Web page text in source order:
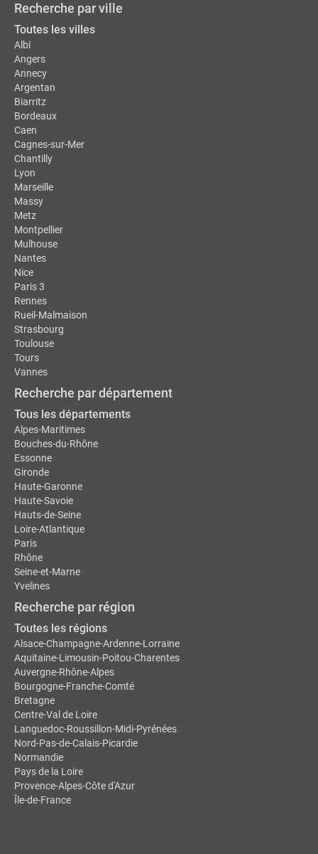
Recherche par ville
Toutes les villes
Albi
Angers
Annecy
Argentan
Biarritz
Bordeaux
Caen
Cagnes-sur-Mer
Chantilly
Lyon
Marseille
Massy
Metz
Montpellier
Mulhouse
Nantes
Nice
Paris 3
Rennes
Rueil-Malmaison
Strasbourg
Toulouse
Tours
Vannes
Recherche par département
Tous les départements
Alpes-Maritimes
Bouches-du-Rhône
Essonne
Gironde
Haute-Garonne
Haute-Savoie
Hauts-de-Seine
Loire-Atlantique
Paris
Rhône
Seine-et-Marne
Yvelines
Recherche par région
Toutes les régions
Alsace-Champagne-Ardenne-Lorraine
Aquitaine-Limousin-Poitou-Charentes
Auvergne-Rhône-Alpes
Bourgogne-Franche-Comté
Bretagne
Centre-Val de Loire
Languedoc-Roussillon-Midi-Pyrénées
Nord-Pas-de-Calais-Picardie
Normandie
Pays de la Loire
Provence-Alpes-Côte d'Azur
Île-de-France